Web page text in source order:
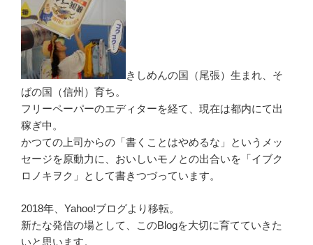
きしめんの国（尾張）生まれ、そ
ばの国（信州）育ち。
フリーペーパーのエディターを経て、現在は都内にて出
稼ぎ中。
かつての上司からの「書くことはやめるな」というメッ
セージを原動力に、おいしいモノとの出合いを「イブク
ロノキヲク」として書きつづっています。
2018年、Yahoo!ブログより移転。
新たな発信の場として、このBlogを大切に育てていきた
いと思います。